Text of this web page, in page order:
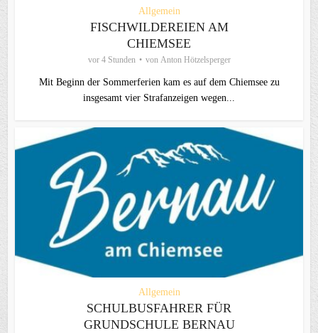
Allgemein
FISCHWILDEREIEN AM
CHIEMSEE
vor 4 Stunden von Anton Hötzelsperger
Mit Beginn der Sommerferien kam es auf dem Chiemsee zu
insgesamt vier Strafanzeigen wegen...
Allgemein
SCHULBUSFAHRER FÜR
GRUNDSCHULE BERNAU